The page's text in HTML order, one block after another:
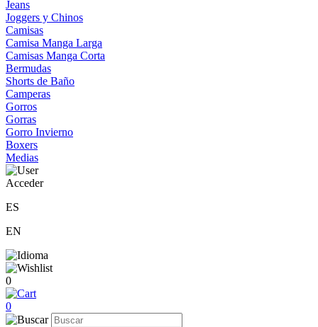
Jeans
Joggers y Chinos
Camisas
Camisa Manga Larga
Camisas Manga Corta
Bermudas
Shorts de Baño
Camperas
Gorros
Gorras
Gorro Invierno
Boxers
Medias
Acceder
ES
EN
0
0